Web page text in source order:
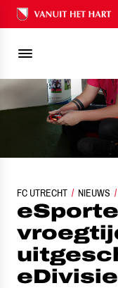
Ons nalatenschap
FC UTRECHT NIEUWS
ESPORTERS FC